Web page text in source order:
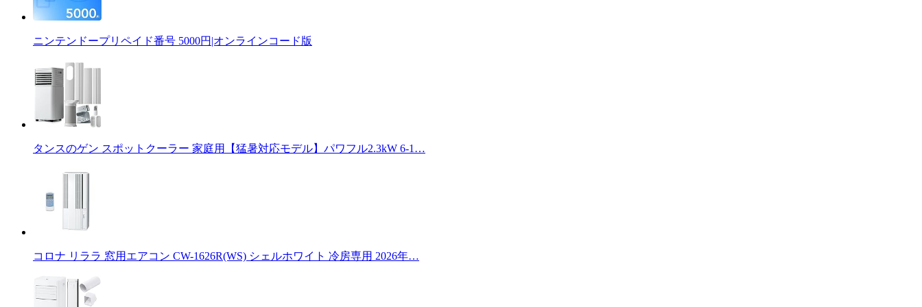
ニンテンドープリペイド番号 5000円|オンラインコード版
タンスのゲン スポットクーラー 家庭用【猛暑対応モデル】パワフル2.3kW 6-1…
コロナ リララ 窓用エアコン CW-1626R(WS) シェルホワイト 冷房専用 2026年…